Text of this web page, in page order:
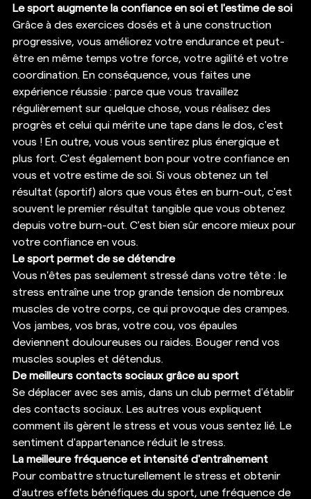
Le sport augmente la confiance en soi et l'estime de soi
Grâce à des exercices dosés et à une construction
progressive, vous améliorez votre endurance et peut-
être en même temps votre force, votre agilité et votre
coordination. En conséquence, vous faites une
expérience réussie : parce que vous travaillez
régulièrement sur quelque chose, vous réalisez des
progrès et celui qui mérite une tape dans le dos, c'est
vous ! En outre, vous vous sentirez plus énergique et
plus fort. C'est également bon pour votre confiance en
vous et votre estime de soi. Si vous obtenez un tel
résultat (sportif) alors que vous êtes en burn-out, c'est
souvent le premier résultat tangible que vous obtenez
depuis votre burn-out. C'est bien sûr encore mieux pour
votre confiance en vous.
Le sport permet de se détendre
Vous n'êtes pas seulement stressé dans votre tête : le
stress entraîne une trop grande tension de nombreux
muscles de votre corps, ce qui provoque des crampes.
Vos jambes, vos bras, votre cou, vos épaules
deviennent douloureuses ou raides. Bouger rend vos
muscles souples et détendus.
De meilleurs contacts sociaux grâce au sport
Se déplacer avec ses amis, dans un club permet d'établir
des contacts sociaux. Les autres vous expliquent
comment ils gèrent le stress et vous vous sentez lié. Le
sentiment d'appartenance réduit le stress.
La meilleure fréquence et intensité d'entraînement
Pour combattre structurellement le stress et obtenir
d'autres effets bénéfiques du sport, une fréquence de